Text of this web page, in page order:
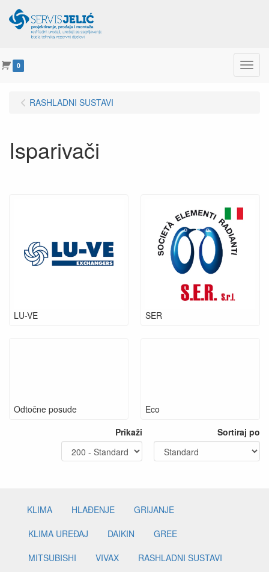
0 Menu
RASHLADNI SUSTAVI
Isparivači
LU-VE SER
Odtočne posude
Eco
Prikaži
Sortiraj po
KLIMA HLAĐENJE
GRIJANJE
KLIMA UREĐAJ
DAIKIN
GREE
MITSUBISHI
VIVAX
RASHLADNI SUSTAVI